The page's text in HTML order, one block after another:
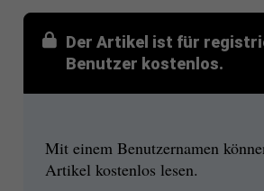
Der Artikel ist für
Benutzer kostenlos.
Mit einem Benutzernamen
Artikel kostenlos lesen.